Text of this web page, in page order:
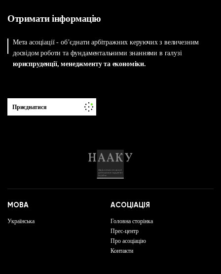
Отримати інформацію
Мета асоціації - об’єднати арбітражних керуючих з величезним
досвідом роботи та фундаментальними знаннями в галузі
юриспруденції, менеджменту та економіки.
Приєднатися
МОВА
Українська
АСОЦІАЦІЯ
Головна сторінка
Прес-центр
Про асоціацію
Контакти